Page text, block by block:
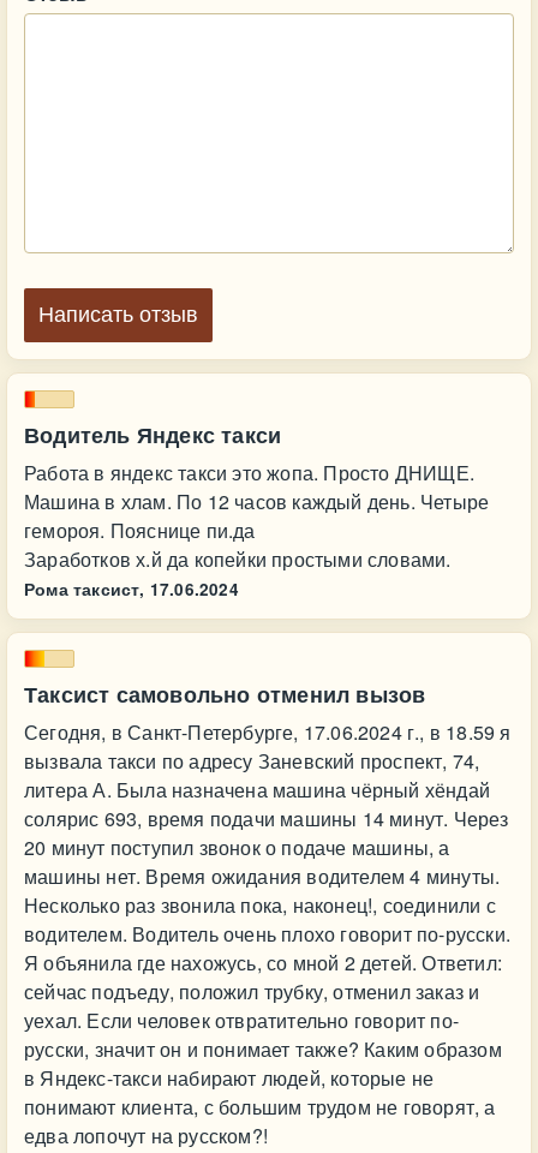
Водитель Яндекс такси
Работа в яндекс такси это жопа. Просто ДНИЩЕ.
Машина в хлам. По 12 часов каждый день. Четыре
гемороя. Пояснице пи.да
Заработков х.й да копейки простыми словами.
Рома таксист, 17.06.2024
Таксист самовольно отменил вызов
Сегодня, в Санкт-Петербурге, 17.06.2024 г., в 18.59 я
вызвала такси по адресу Заневский проспект, 74,
литера А. Была назначена машина чёрный хёндай
солярис 693, время подачи машины 14 минут. Через
20 минут поступил звонок о подаче машины, а
машины нет. Время ожидания водителем 4 минуты.
Несколько раз звонила пока, наконец!, соединили с
водителем. Водитель очень плохо говорит по-русски.
Я объянила где нахожусь, со мной 2 детей. Ответил:
сейчас подъеду, положил трубку, отменил заказ и
уехал. Если человек отвратительно говорит по-
русски, значит он и понимает также? Каким образом
в Яндекс-такси набирают людей, которые не
понимают клиента, с большим трудом не говорят, а
едва лопочут на русском?!
Написать отзыв